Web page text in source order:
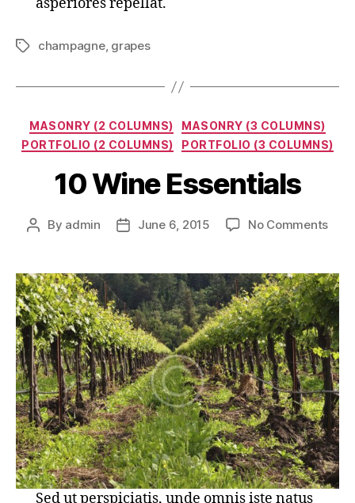
asperiores repellat.
Tagschampagne, grapes
Categories
MASONRY (2 COLUMNS)
MASONRY (3 COLUMNS)
PORTFOLIO (2 COLUMNS)
PORTFOLIO (3 COLUMNS)
10 Wine Essentials
Post
By admin
PostJune 6, 2015 No Commentson
Sed ut perspiciatis, unde omnis iste natus